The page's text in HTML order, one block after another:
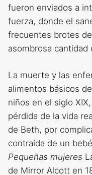
fueron enviados a
fuerza, donde el
frecuentes brotes
asombrosa cantidad
La muerte y las
alimentos básicos
niños en el siglo
pérdida de la vida
de Beth, por
contraída de un
Pequeñas mujeres
de Mirror Alcott en